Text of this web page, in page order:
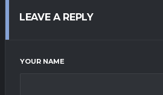
LEAVE A REPLY
YOUR NAME